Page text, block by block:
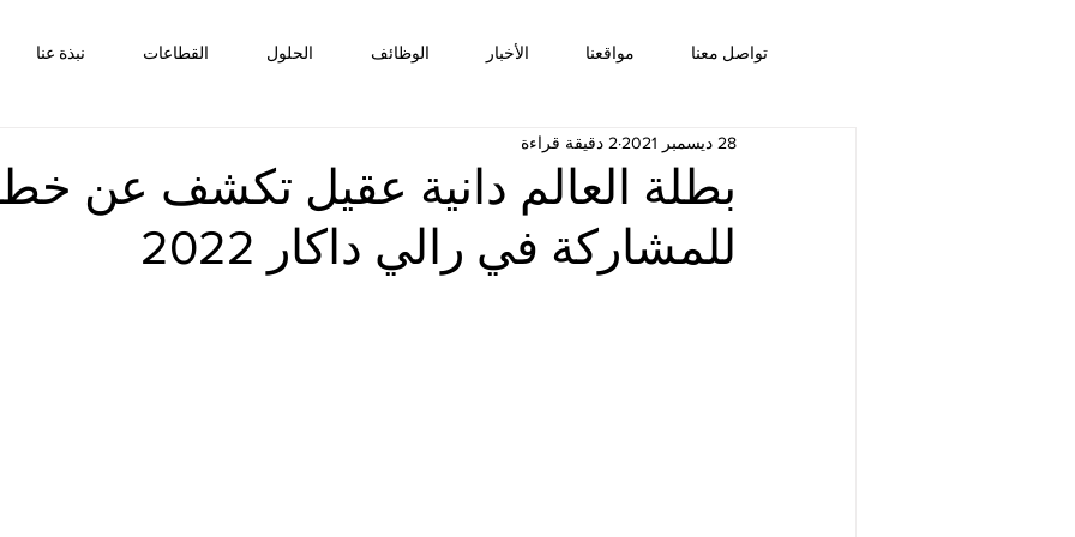
نبذة عنا القطاعات الحلول الوظائف الأخبار مواقعنا تواصل معنا
بطلة العالم دانية عقيل تكشف عن
للمشاركة في رالي داكار 2022
28 ديسمبر 2021 2 دقيقة قراءة